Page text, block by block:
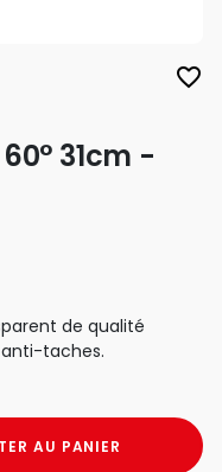
favorite_border
31cm -
de qualité
taches.
AU PANIER